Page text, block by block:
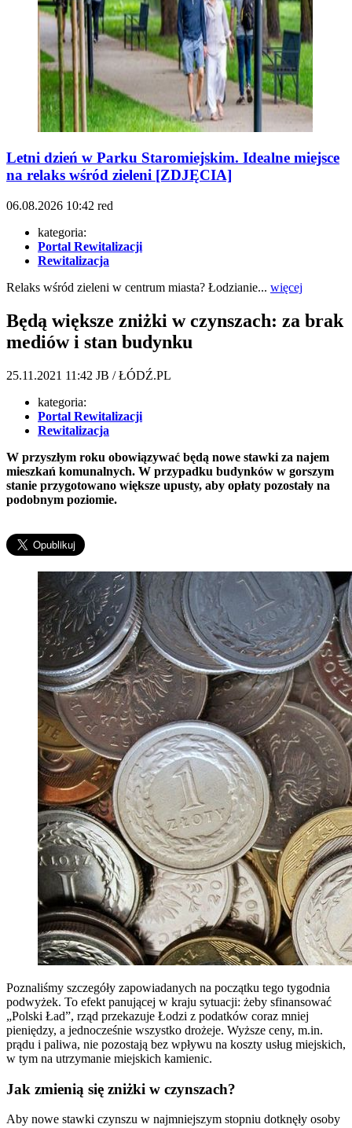
Letni dzień w Parku Staromiejskim. Idealne miejsce
na relaks wśród zieleni [ZDJĘCIA]
06.08.2026 10:42 red
kategoria:
Portal Rewitalizacji
Rewitalizacja
Relaks wśród zieleni w centrum miasta? Łodzianie... więcej
Będą większe zniżki w czynszach: za brak
mediów i stan budynku
25.11.2021 11:42 JB / ŁÓDŹ.PL
kategoria:
Portal Rewitalizacji
Rewitalizacja
W przyszłym roku obowiązywać będą nowe stawki za najem
mieszkań komunalnych. W przypadku budynków w gorszym
stanie przygotowano większe upusty, aby opłaty pozostały na
podobnym poziomie.
Poznaliśmy szczegóły zapowiadanych na początku tego tygodnia
podwyżek. To efekt panującej w kraju sytuacji: żeby sfinansować
„Polski Ład”, rząd przekazuje Łodzi z podatków coraz mniej
pieniędzy, a jednocześnie wszystko drożeje. Wyższe ceny, m.in.
prądu i paliwa, nie pozostają bez wpływu na koszty usług miejskich,
w tym na utrzymanie miejskich kamienic.
Jak zmienią się zniżki w czynszach?
Aby nowe stawki czynszu w najmniejszym stopniu dotknęły osoby